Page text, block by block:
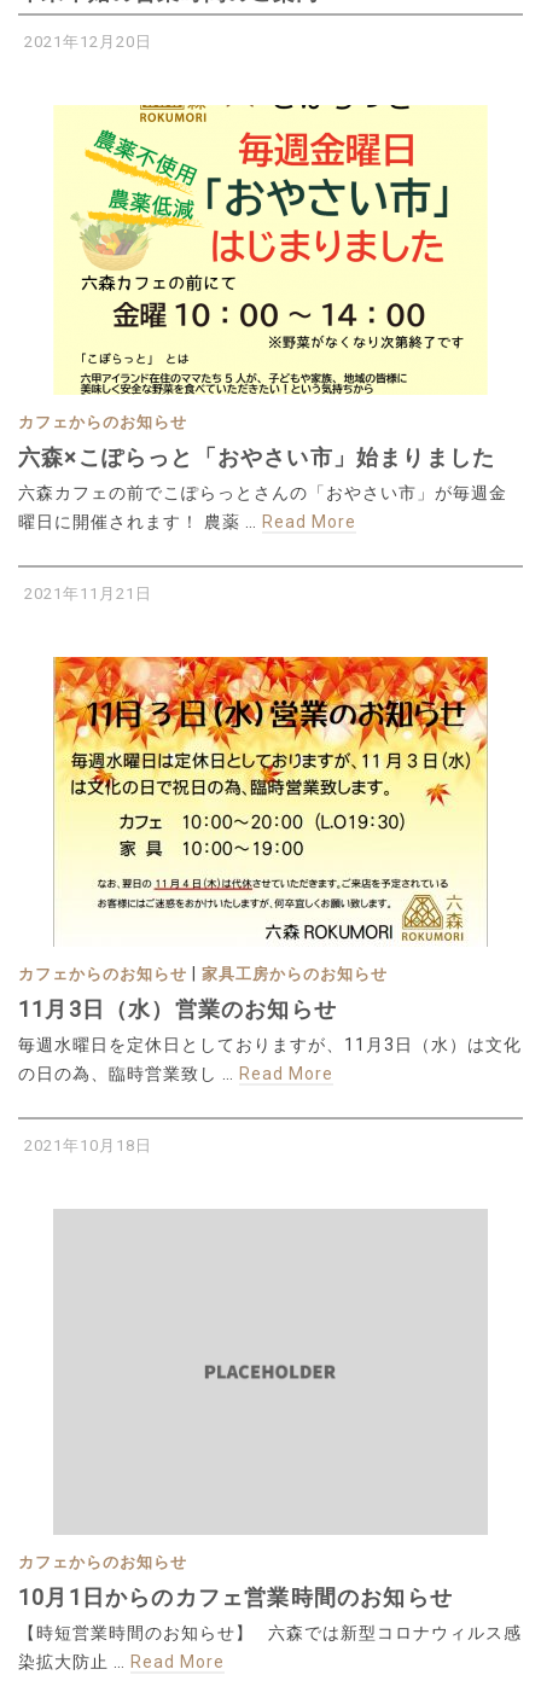
2021年12月20日
カフェからのお知らせ
六森×こぽらっと「おやさい市」始まりました
六森カフェの前でこぽらっとさんの「おやさい市」が毎週金
曜日に開催されます！ 農薬 …
Read More
2021年11月21日
カフェからのお知らせ 家具工房からのお知らせ
11月3日（水）営業のお知らせ
毎週水曜日を定休日としておりますが、11月3日（水）は文化
の日の為、臨時営業致し …
Read More
2021年10月18日
カフェからのお知らせ
10月1日からのカフェ営業時間のお知らせ
【時短営業時間のお知らせ】 六森では新型コロナウィルス感
染拡大防止 …
Read More